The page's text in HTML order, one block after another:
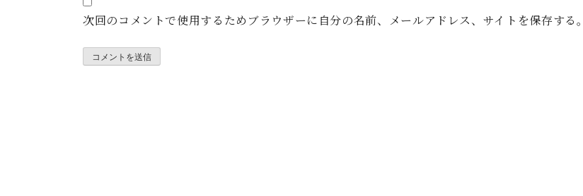
次回のコメントで使用するためブラウザーに自分の名前、メールアドレス、サイトを保存する。